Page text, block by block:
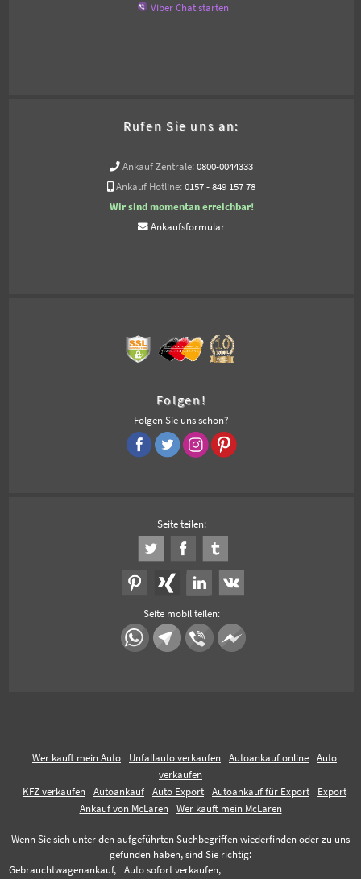
Viber Chat starten
Rufen Sie uns an:
Ankauf Zentrale: 0800-0044333
Ankauf Hotline: 0157 - 849 157 78
Wir sind momentan erreichbar!
Ankaufsformular
Folgen!
Folgen Sie uns schon?
Seite teilen:
Seite mobil teilen:
Wer kauft mein Auto Unfallauto verkaufen Autoankauf online
Auto
verkaufen
KFZ verkaufen
Autoankauf Auto Export Autoankauf für Export
Export
Ankauf von McLaren
Wer kauft mein McLaren
Wenn Sie sich unter den aufgeführten Suchbegriffen wiederfinden oder zu uns
gefunden haben, sind Sie richtig:
Gebrauchtwagenankauf,
Auto sofort verkaufen,